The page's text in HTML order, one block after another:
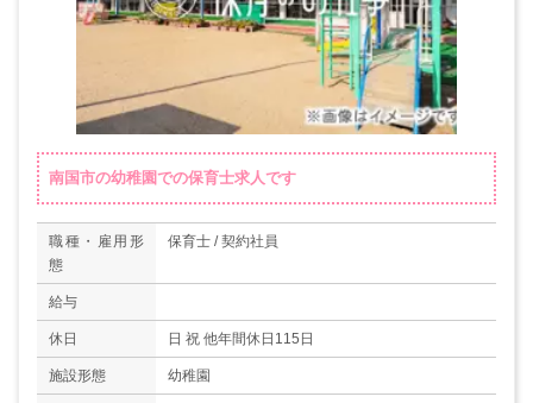
南国市の幼稚園での保育士求人です
職種・雇用形
態
保育士 / 契約社員
給与
休日 日 祝 他年間休日115日
施設形態 幼稚園